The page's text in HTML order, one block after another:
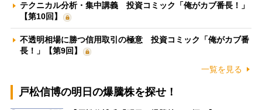
テクニカル分析・集中講義 投資コミック「俺がカブ番長！」
【第10回】
不透明相場に勝つ信用取引の極意 投資コミック「俺がカブ番
長！」【第9回】
一覧を見る
戸松信博の明日の爆騰株を探せ！